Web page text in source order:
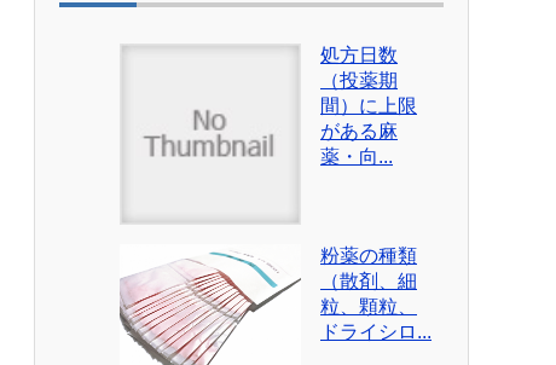
処方日数
（投薬期
間）に上限
がある麻
薬・向...
粉薬の種類
（散剤、細
粒、顆粒、
ドライシロ...